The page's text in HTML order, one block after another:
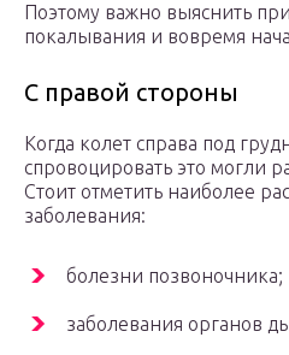
Поэтому важно выяснить
покалывания и вовремя
С правой стороны
Когда колет справа под
спровоцировать это могли
Стоит отметить наиболее
заболевания:
болезни позвоночника;
заболевания органов